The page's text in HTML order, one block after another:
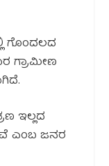
ಗೊಂದಲದ
ಗ್ರಾಮೀಣ
ಇಲ್ಲದ
ಎಂಬ ಜನರ